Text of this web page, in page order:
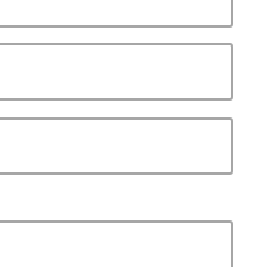
que impulsan la
de APTE.